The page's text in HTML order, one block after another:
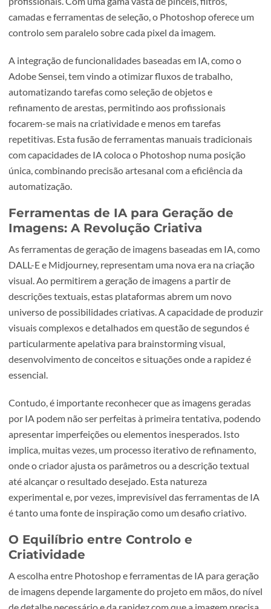
O Adobe Photoshop, desde a sua conceção, tem sido a
espinha dorsal do design gráfico e da edição de imagem.
de imagens faz dele uma ferramenta indispensável para
profissionais. Com uma gama vasta de pincéis, filtros,
camadas e ferramentas de seleção, o Photoshop oferece
controlo sem paralelo sobre cada pixel da imagem.
A integração de funcionalidades baseadas em IA, como o
Adobe Sensei, tem vindo a otimizar fluxos de trabalho,
automatizando tarefas como seleção de objetos e
focarem-se mais na criatividade e menos em tarefas
repetitivas. Esta fusão de ferramentas manuais
com capacidades de IA coloca o Photoshop numa
única, combinando precisão artesanal com a eficiência da
automatização.
Ferramentas de IA para Geração de
Imagens: A Revolução Criativa
As ferramentas de geração de imagens baseadas em IA,
DALL-E e Midjourney, representam uma nova era na
descrições textuais, estas plataformas abrem um novo
universo de possibilidades criativas. A capacidade de
visuais complexos e detalhados em questão de segundos
particularmente apelativa para brainstorming visual,
desenvolvimento de conceitos e situações onde a
essencial.
por IA podem não ser perfeitas à primeira tentativa,
implica, muitas vezes, um processo iterativo de
onde o criador ajusta os parâmetros ou a descrição